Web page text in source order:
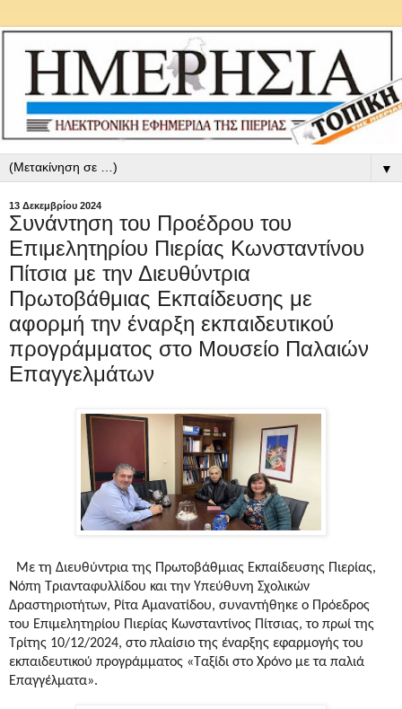
▼
13 Δεκεμβρίου 2024
Συνάντηση του Προέδρου του
Επιμελητηρίου Πιερίας Κωνσταντίνου
Πίτσια με την Διευθύντρια
Πρωτοβάθμιας Εκπαίδευσης με
αφορμή την έναρξη εκπαιδευτικού
προγράμματος στο Μουσείο Παλαιών
Επαγγελμάτων
Με τη Διευθύντρια της Πρωτοβάθμιας Εκπαίδευσης Πιερίας,
Νόπη Τριανταφυλλίδου και την Υπεύθυνη Σχολικών
Δραστηριοτήτων, Ρίτα Αμανατίδου, συναντήθηκε ο Πρόεδρος
του Επιμελητηρίου Πιερίας Κωνσταντίνος Πίτσιας, το πρωί της
Τρίτης 10/12/2024, στο πλαίσιο της έναρξης εφαρμογής του
εκπαιδευτικού προγράμματος «Ταξίδι στο Χρόνο με τα παλιά
Επαγγέλματα».